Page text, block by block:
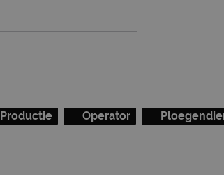
Productie Operator